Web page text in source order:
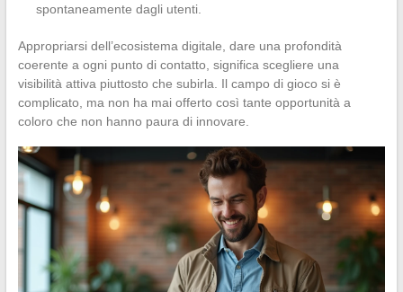
spontaneamente dagli utenti.
Appropriarsi dell’ecosistema digitale, dare una profondità
coerente a ogni punto di contatto, significa scegliere una
visibilità attiva piuttosto che subirla. Il campo di gioco si è
complicato, ma non ha mai offerto così tante opportunità a
coloro che non hanno paura di innovare.